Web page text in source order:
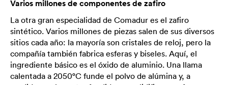
Varios millones de componentes de zafiro
La otra gran especialidad de Comadur es el zafiro
sintético. Varios millones de piezas salen de sus diversos
sitios cada año: la mayoría son cristales de reloj, pero la
compañía también fabrica esferas y biseles. Aquí, el
ingrediente básico es el óxido de aluminio. Una llama
calentada a 2050°C funde el polvo de alúmina y, a